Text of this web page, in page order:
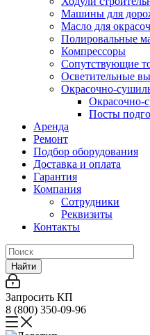
Машины для
Масло для
Полировальные
Компрессоры
Сопутствующие
Осветительные
Окрасочно-
Окрасочно-
Посты
Аренда
Ремонт
Подбор оборудования
Доставка и оплата
Гарантия
Компания
Сотрудники
Реквизиты
Контакты
Найти
Запросить КП
8 (800) 350-09-96